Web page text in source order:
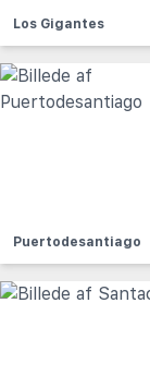
Los Gigantes
Puertodesantiago